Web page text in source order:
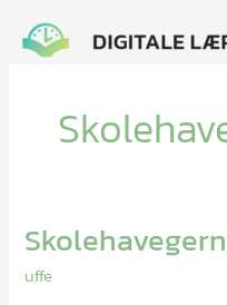
uffe
Skolehavegerning